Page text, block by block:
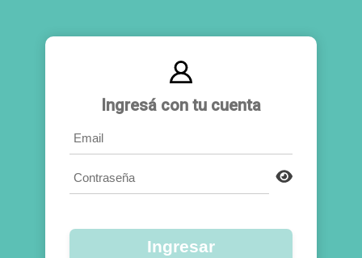
Ingresá con tu cuenta
Ingresar